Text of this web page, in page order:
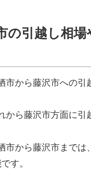
の引越し相
市から藤沢市への引
から藤沢市方面に引
市から藤沢市までは
す。